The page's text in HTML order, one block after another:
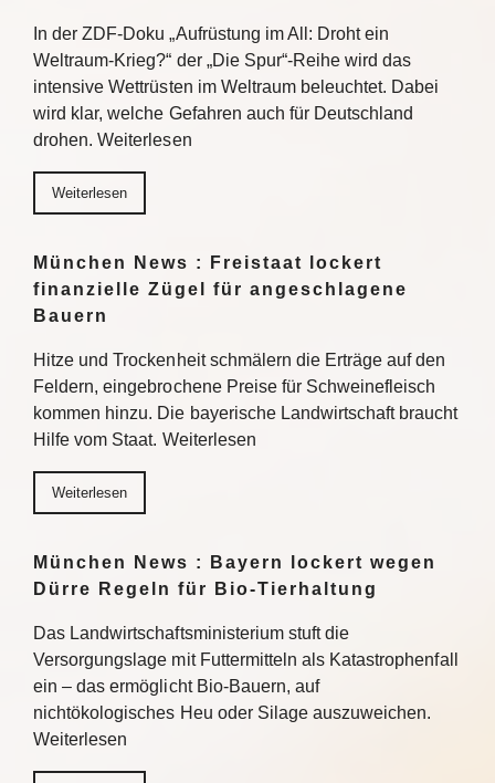
In der ZDF-Doku „Aufrüstung im All: Droht ein
Weltraum-Krieg?“ der „Die Spur“-Reihe wird das
intensive Wettrüsten im Weltraum beleuchtet. Dabei
wird klar, welche Gefahren auch für Deutschland
drohen. Weiterlesen
Weiterlesen
München News : Freistaat lockert
finanzielle Zügel für angeschlagene
Bauern
Hitze und Trockenheit schmälern die Erträge auf den
Feldern, eingebrochene Preise für Schweinefleisch
kommen hinzu. Die bayerische Landwirtschaft braucht
Hilfe vom Staat. Weiterlesen
Weiterlesen
München News : Bayern lockert wegen
Dürre Regeln für Bio-Tierhaltung
Das Landwirtschaftsministerium stuft die
Versorgungslage mit Futtermitteln als Katastrophenfall
ein – das ermöglicht Bio-Bauern, auf
nichtökologisches Heu oder Silage auszuweichen.
Weiterlesen